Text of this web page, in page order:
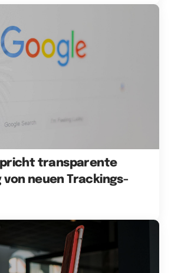
transparente
von neuen Trackings-